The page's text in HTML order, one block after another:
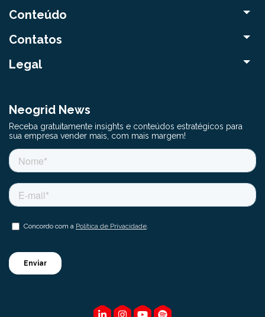
Conteúdo
Contatos
Legal
Neogrid News